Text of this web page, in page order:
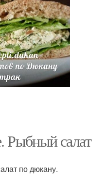
Рыбный салат
по дюкану.